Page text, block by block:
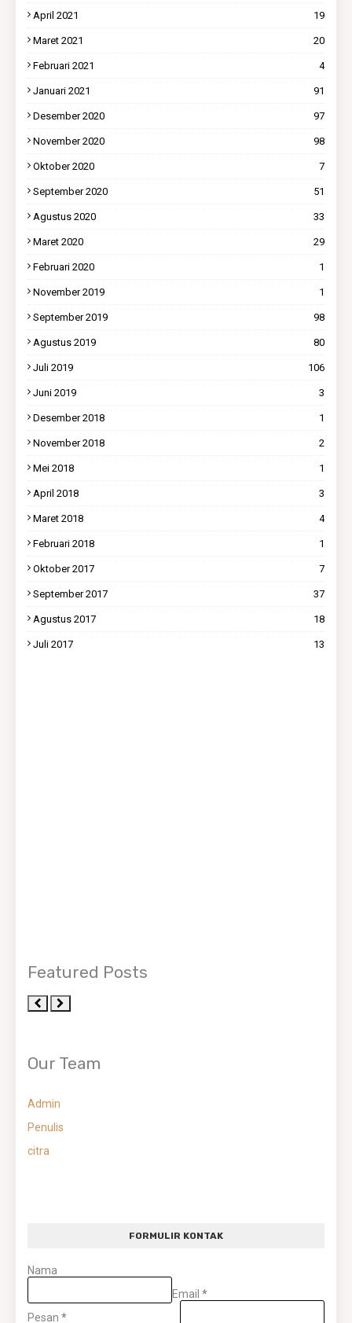
April 2021 19
Maret 2021 20
Februari 2021 4
Januari 2021 91
Desember 2020 97
November 2020 98
Oktober 2020 7
September 2020 51
Agustus 2020 33
Maret 2020 29
Februari 2020 1
November 2019 1
September 2019 98
Agustus 2019 80
Juli 2019 106
Juni 2019 3
Desember 2018 1
November 2018 2
Mei 2018 1
April 2018 3
Maret 2018 4
Februari 2018 1
Oktober 2017 7
September 2017 37
Agustus 2017 18
Juli 2017 13
Featured Posts
Our Team
Admin
Penulis
citra
FORMULIR KONTAK
Nama
Email *
Pesan *